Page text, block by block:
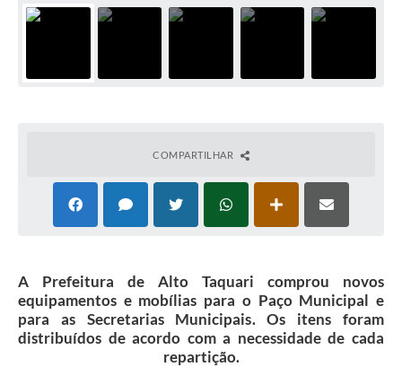
COMPARTILHAR
A Prefeitura de Alto Taquari comprou novos
equipamentos e mobílias para o Paço Municipal e
para as Secretarias Municipais. Os itens foram
distribuídos de acordo com a necessidade de cada
repartição.